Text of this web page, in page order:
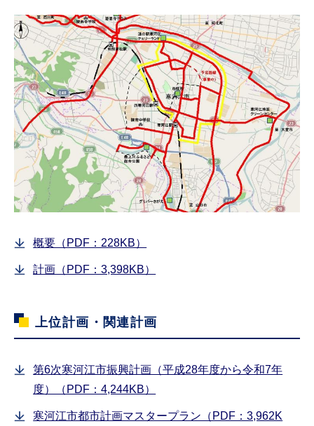
概要（PDF：228KB）
計画（PDF：3,398KB）
上位計画・関連計画
第6次寒河江市振興計画（平成28年度から令和7年
度）（PDF：4,244KB）
寒河江市都市計画マスタープラン（PDF：3,962K